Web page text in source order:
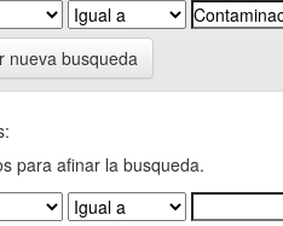
nueva busqueda
para afinar la busqueda.